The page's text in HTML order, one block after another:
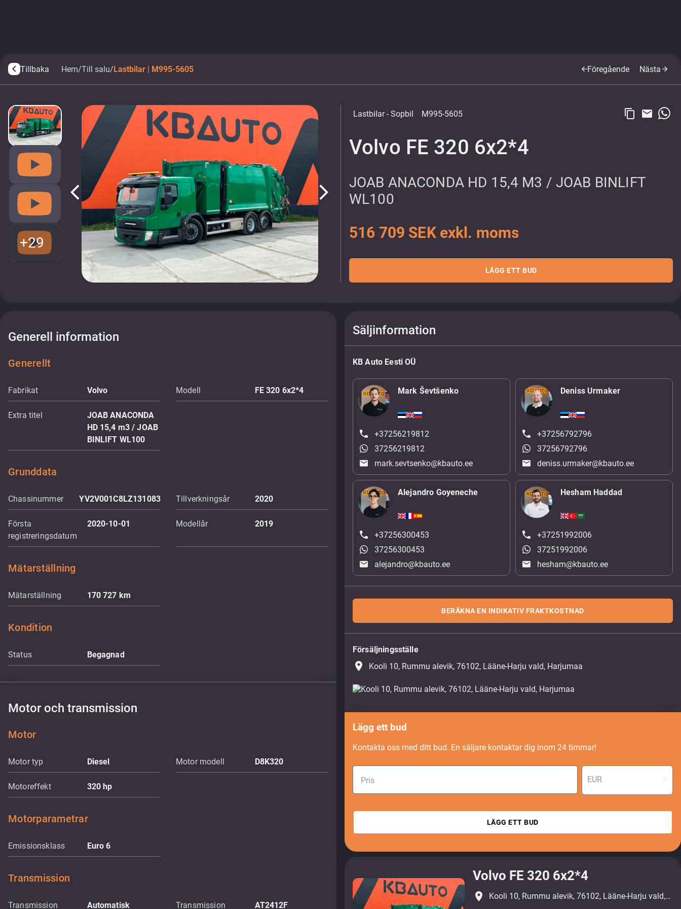
arrow_back_ios Tillbaka Hem/Till salu/Lastbilar | M995-5605 arrow_backFöregående Nästaarrow_forward
arrow_back_ios arrow_forward_ios
+29
Lastbilar- Sopbil M995-5605 content_copy email
Volvo FE 320 6x2*4
JOAB ANACONDA HD 15,4 M3 / JOAB BINLIFT
WL100
516 709 SEK exkl. moms
LÄGG ETT BUD
Generell information
Generellt
Fabrikat Volvo Modell FE 320 6x2*4
Extra titel
JOAB ANACONDA
HD 15,4 m3 / JOAB
BINLIFT WL100
Grunddata
Chassinummer YV2V001C8LZ131083 Tillverkningsår 2020
Första
registreringsdatum
2020-10-01 Modellår 2019
Mätarställning
Mätarställning 170 727 km
Kondition
Status Begagnad
Motor och transmission
Motor
Motor typ Diesel Motor modell D8K320
Motoreffekt 320hp
Motorparametrar
Emissionsklass Euro 6
Transmission
Transmission Automatisk
Transmission
AT2412F
Säljinformation
KB Auto Eesti OÜ
Mark Ševtšenko
+37256219812
37256219812
mark.sevtsenko@kbauto.ee
Deniss Urmaker
+37256792796
37256792796
deniss.urmaker@kbauto.ee
Alejandro Goyeneche
+37256300453
37256300453
alejandro@kbauto.ee
Hesham Haddad
+37251992006
37251992006
hesham@kbauto.ee
BERÄKNA EN INDIKATIV FRAKTKOSTNAD
Försäljningsställe
place Kooli 10, Rummu alevik, 76102, Lääne-Harju vald, Harjumaa
Lägg ett bud
Kontakta oss med ditt bud. En säljare kontaktar dig inom 24 timmar!
Pris EUR
LÄGG ETT BUD
Volvo FE 320 6x2*4
place Kooli 10, Rummu alevik, 76102, Lääne-Harju vald, Harjumaa